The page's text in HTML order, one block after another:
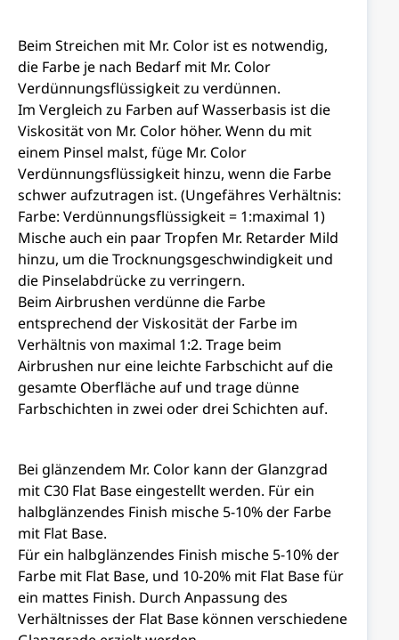
Beim Streichen mit Mr. Color ist es notwendig,
die Farbe je nach Bedarf mit Mr. Color
Verdünnungsflüssigkeit zu verdünnen.
Im Vergleich zu Farben auf Wasserbasis ist die
Viskosität von Mr. Color höher. Wenn du mit
einem Pinsel malst, füge Mr. Color
Verdünnungsflüssigkeit hinzu, wenn die Farbe
schwer aufzutragen ist. (Ungefähres Verhältnis:
Farbe: Verdünnungsflüssigkeit = 1:maximal 1)
Mische auch ein paar Tropfen Mr. Retarder Mild
hinzu, um die Trocknungsgeschwindigkeit und
die Pinselabdrücke zu verringern.
Beim Airbrushen verdünne die Farbe
entsprechend der Viskosität der Farbe im
Verhältnis von maximal 1:2. Trage beim
Airbrushen nur eine leichte Farbschicht auf die
gesamte Oberfläche auf und trage dünne
Farbschichten in zwei oder drei Schichten auf.
Bei glänzendem Mr. Color kann der Glanzgrad
mit C30 Flat Base eingestellt werden. Für ein
halbglänzendes Finish mische 5-10% der Farbe
mit Flat Base.
Für ein halbglänzendes Finish mische 5-10% der
Farbe mit Flat Base, und 10-20% mit Flat Base für
ein mattes Finish. Durch Anpassung des
Verhältnisses der Flat Base können verschiedene